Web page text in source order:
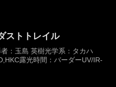
ストトレイル
：玉島 英樹光学系：タカハ
露光時間：バーダーUV/IR-